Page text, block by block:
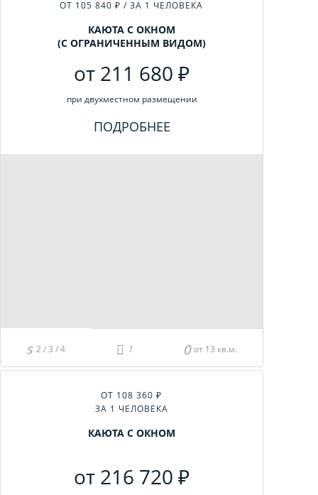
ОТ 105 840 ₽ / ЗА 1 ЧЕЛОВЕКА
КАЮТА С ОКНОМ
(С ОГРАНИЧЕННЫМ ВИДОМ)
от 211 680 ₽
при двухместном размещении
ПОДРОБНЕЕ
2 / 3 / 4 от 13 кв.м.
ОТ 108 360 ₽
ЗА 1 ЧЕЛОВЕКА
КАЮТА С ОКНОМ
от 216 720 ₽